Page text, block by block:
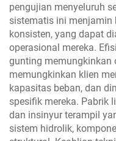
pengujian menyeluruh
sistematis ini menjamin
konsisten, yang dapat
operasional mereka.
gunting memungkinkan
memungkinkan klien
kapasitas beban, dan
spesifik mereka. Pabrik
dan insinyur terampil
sistem hidrolik,